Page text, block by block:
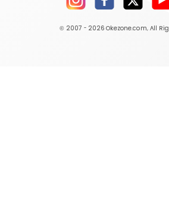
© 2007 - 2026 Okezone.com, All